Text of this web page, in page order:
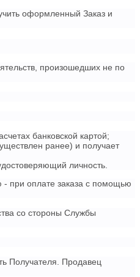
оформленный Заказ и
произошедших не по
банковской картой;
ранее) и получает
личность.
- при оплате заказа с помощью
со стороны Службы
Получателя. Продавец